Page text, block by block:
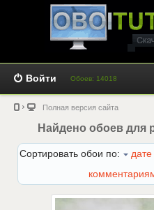
Войти Обоев: 14018
Полная версия сайта
Найдено обоев для
Сортировать обои по: дате